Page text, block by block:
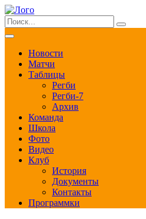
Новости
Матчи
Таблицы
Регби
Регби-7
Архив
Команда
Школа
Фото
Видео
Клуб
История
Документы
Контакты
Программки